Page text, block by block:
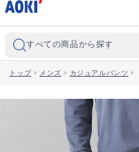
すべての商品から探す
トップ> メンズ > カジュアルパンツ >